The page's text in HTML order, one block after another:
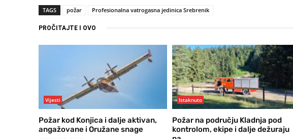
TAGS požar Profesionalna vatrogasna jedinica Srebrenik
PROČITAJTE I OVO
Vijesti
Požar kod Konjica i dalje aktivan,
angažovane i Oružane snage
Istaknuto
Požar na području Kladnja pod
kontrolom, ekipe i dalje dežuraju